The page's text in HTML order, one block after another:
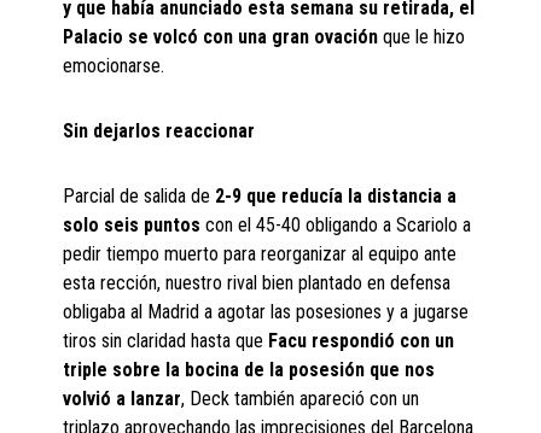
y que había anunciado esta semana su retirada, el
Palacio se volcó con una gran ovación que le hizo
emocionarse.
Sin dejarlos reaccionar
Parcial de salida de 2-9 que reducía la distancia a
solo seis puntos con el 45-40 obligando a Scariolo a
pedir tiempo muerto para reorganizar al equipo ante
esta rección, nuestro rival bien plantado en defensa
obligaba al Madrid a agotar las posesiones y a jugarse
tiros sin claridad hasta que Facu respondió con un
triple sobre la bocina de la posesión que nos
volvió a lanzar, Deck también apareció con un
triplazo aprovechando las imprecisiones del Barcelona